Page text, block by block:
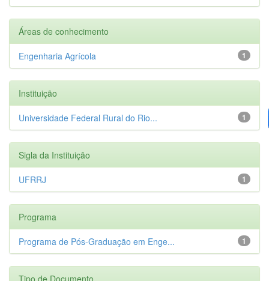
Áreas de conhecimento
1
Engenharia Agrícola
Instituição
1
Universidade Federal Rural do Rio...
Sigla da Instituição
1
UFRRJ
Programa
1
Programa de Pós-Graduação em Enge...
Tipo de Documento